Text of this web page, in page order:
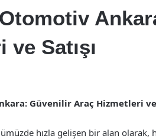
Satışı
Güvenilir Araç Hizmetleri ve
hızla gelişen bir alan olarak,